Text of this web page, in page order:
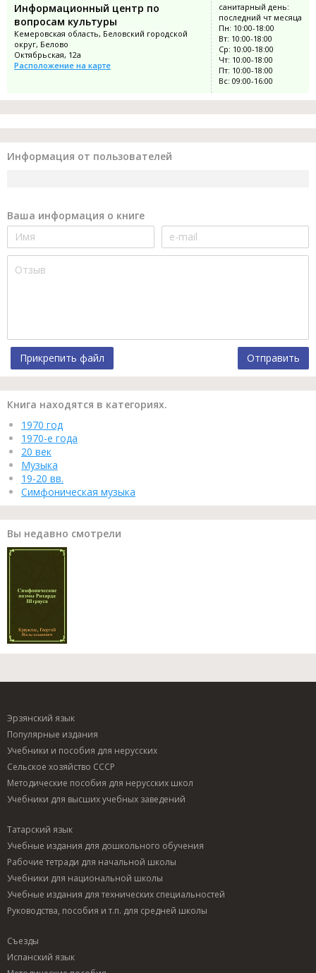
Информационный центр по
вопросам культуры
Кемеровская область, Беловский городской
округ, Белово
Октябрьская, 12а
Расположение на карте
санитарный день:
последний чт месяца
Пн: 10:00-18:00
Вт: 10:00-18:00
Ср: 10:00-18:00
Чт: 10:00-18:00
Пт: 10:00-18:00
Вс: 09:00-16:00
Информация от пользователей
Ваша информация о книге
Прикрепить файл Отправить
Книга находятся в категориях.
1970 год
1970-е года
20 век
Музыка
19-20 вв.
Симфоническая музыка
Вы недавно смотрели
Эрзянский язык
Популярные издания
Учебники и пособия для нерусских
Сельское хозяйство СССР
Методические пособия для нерусских школ
Учебники для высших учебных заведений
Татарский язык
Учебные издания для дошкольного обучения
Рабочие тетради для начальной школы
Учебники для национальной школы
Учебные издания для технических специальностей
Руководства, пособия и т.п. для средней школы
Съезды
Испанский язык